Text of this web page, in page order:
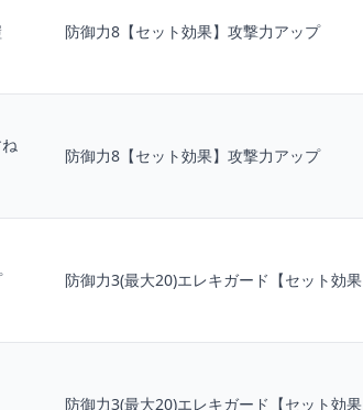
防御力8【セット効果】攻撃力アップ
防御力8【セット効果】攻撃力アップ
防御力3(最大20)エレキガード【セット効
防御力3(最大20)エレキガード【セット効